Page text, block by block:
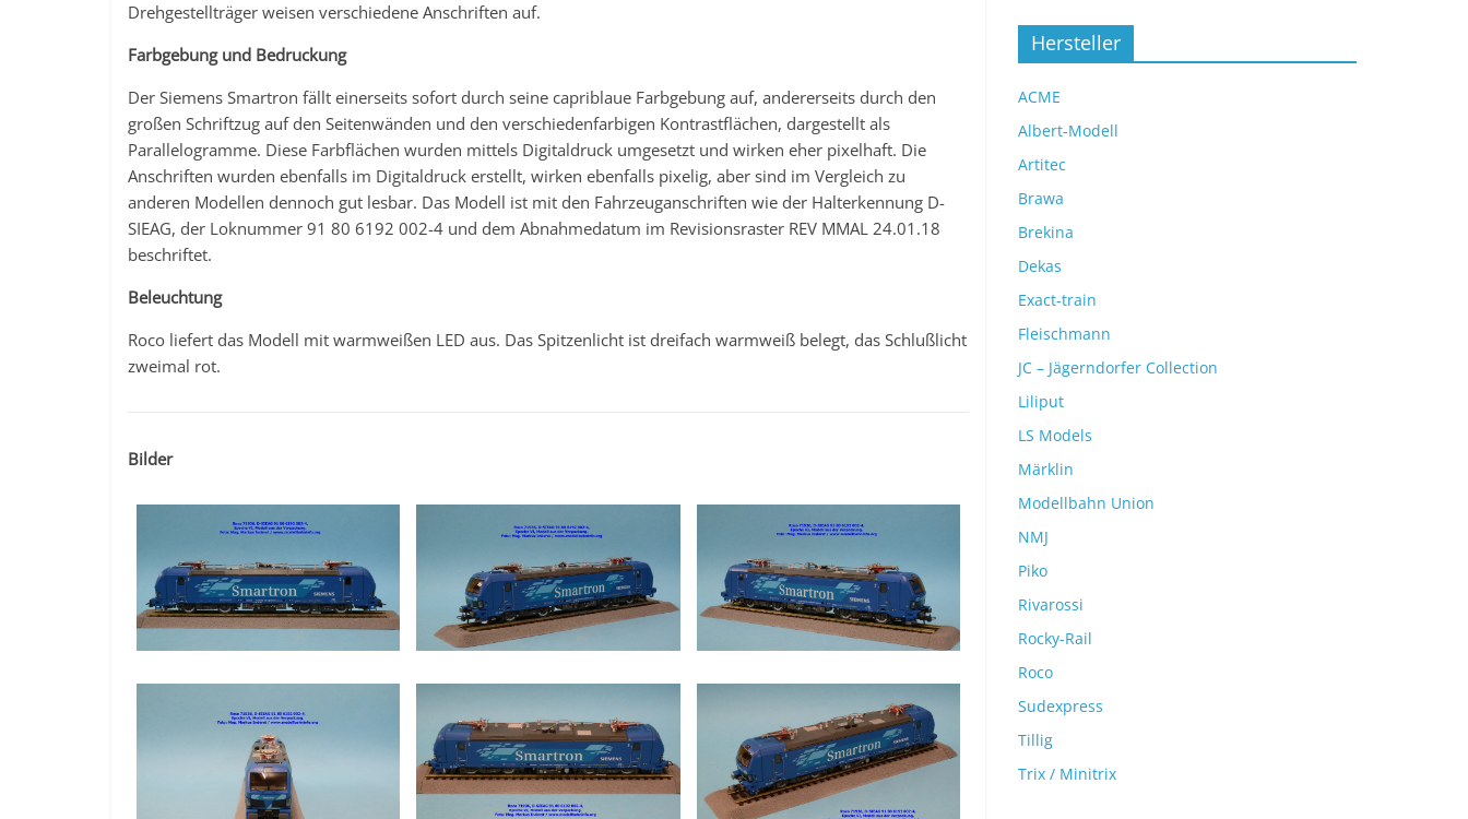
Drehgestellträger weisen verschiedene Anschriften auf.
Farbgebung und Bedruckung
Der Siemens Smartron fällt einerseits sofort durch seine capriblaue Farbgebung auf, andererseits durch den
großen Schriftzug auf den Seitenwänden und den verschiedenfarbigen Kontrastflächen, dargestellt als
Parallelogramme. Diese Farbflächen wurden mittels Digitaldruck umgesetzt und wirken eher pixelhaft. Die
Anschriften wurden ebenfalls im Digitaldruck erstellt, wirken ebenfalls pixelig, aber sind im Vergleich zu
anderen Modellen dennoch gut lesbar. Das Modell ist mit den Fahrzeuganschriften wie der Halterkennung D-
SIEAG, der Loknummer 91 80 6192 002-4 und dem Abnahmedatum im Revisionsraster REV MMAL 24.01.18
beschriftet.
Beleuchtung
Roco liefert das Modell mit warmweißen LED aus. Das Spitzenlicht ist dreifach warmweiß belegt, das Schlußlicht
zweimal rot.
Bilder
Hersteller
ACME
Albert-Modell
Artitec
Brawa
Brekina
Dekas
Exact-train
Fleischmann
JC – Jägerndorfer Collection
Liliput
LS Models
Märklin
Modellbahn Union
NMJ
Piko
Rivarossi
Rocky-Rail
Roco
Sudexpress
Tillig
Trix / Minitrix